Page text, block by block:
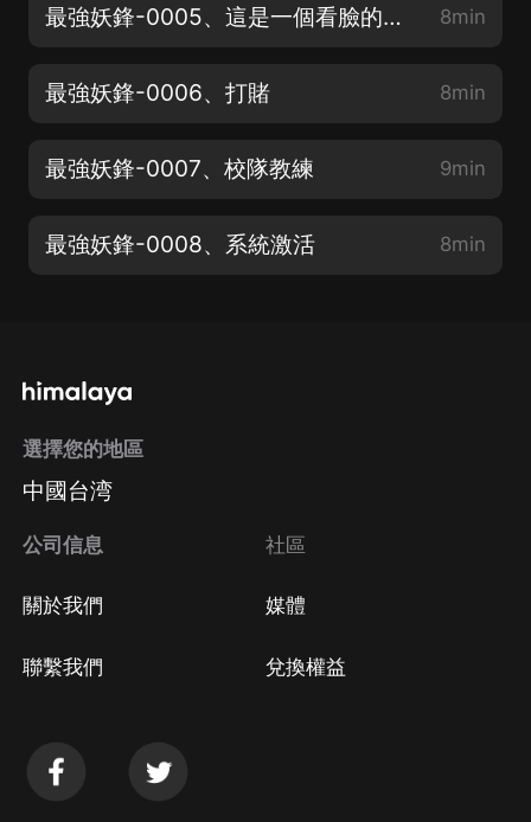
最強妖鋒-0005、這是一個看臉的世界 8min
最強妖鋒-0006、打賭 8min
最強妖鋒-0007、校隊教練 9min
最強妖鋒-0008、系統激活 8min
選擇您的地區
中國台湾
公司信息
關於我們
聯繫我們
社區
媒體
兌換權益